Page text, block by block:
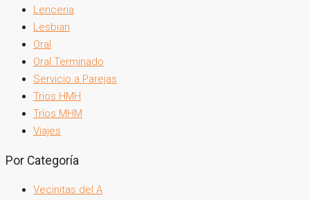
Lenceria
Lesbian
Oral
Oral Terminado
Servicio a Parejas
Trios HMH
Tríos MHM
Viajes
Por Categoría
Vecinitas del A